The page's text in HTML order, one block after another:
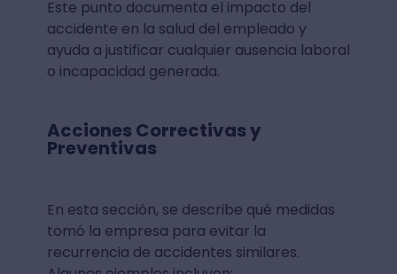
Este punto documenta el impacto del
accidente en la salud del empleado y
ayuda a justificar cualquier ausencia laboral
o incapacidad generada.
Acciones Correctivas y
Preventivas
En esta sección, se describe qué medidas
tomó la empresa para evitar la
recurrencia de accidentes similares.